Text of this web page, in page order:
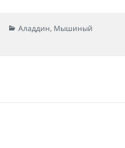
Рубрики
Аладдин, Мышиный